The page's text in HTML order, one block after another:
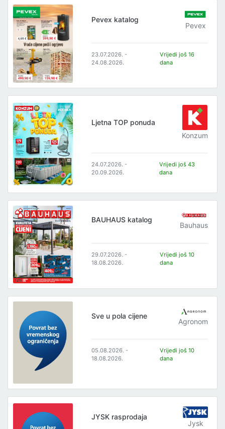
Pevex katalog
Pevex
23.07.2026. -
24.08.2026.
Vrijedi još 16
dana
Ljetna TOP ponuda
Konzum
24.07.2026. -
20.09.2026.
Vrijedi još 43
dana
BAUHAUS katalog
Bauhaus
29.07.2026. -
18.08.2026.
Vrijedi još 10
dana
Sve u pola cijene
Agronom
05.08.2026. -
18.08.2026.
Vrijedi još 10
dana
JYSK rasprodaja
Jysk